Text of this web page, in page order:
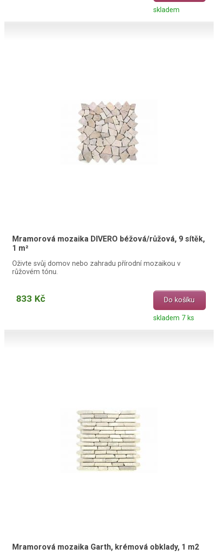
skladem
Mramorová mozaika DIVERO béžová/růžová, 9 sítěk,
1 m²
Oživte svůj domov nebo zahradu přírodní mozaikou v
růžovém tónu.
833 Kč Do košíku
skladem 7 ks
Mramorová mozaika Garth, krémová obklady, 1 m2